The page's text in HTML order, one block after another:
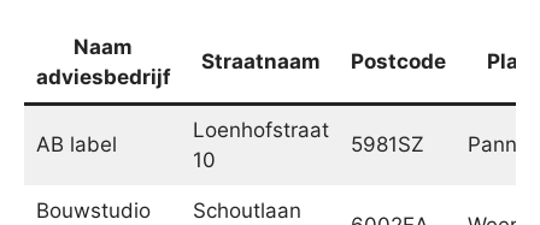
Naam
adviesbedrijf
Straatnaam Postcode
AB label
Loenhofstraat
10
5981SZ
Bouwstudio Schoutlaan